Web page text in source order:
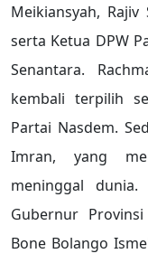
Meikiansyah,
serta Ketua DPW
Senantara.
kembali terpilih
Partai Nasdem.
Imran, yang
meninggal
Gubernur
Bone Bolango